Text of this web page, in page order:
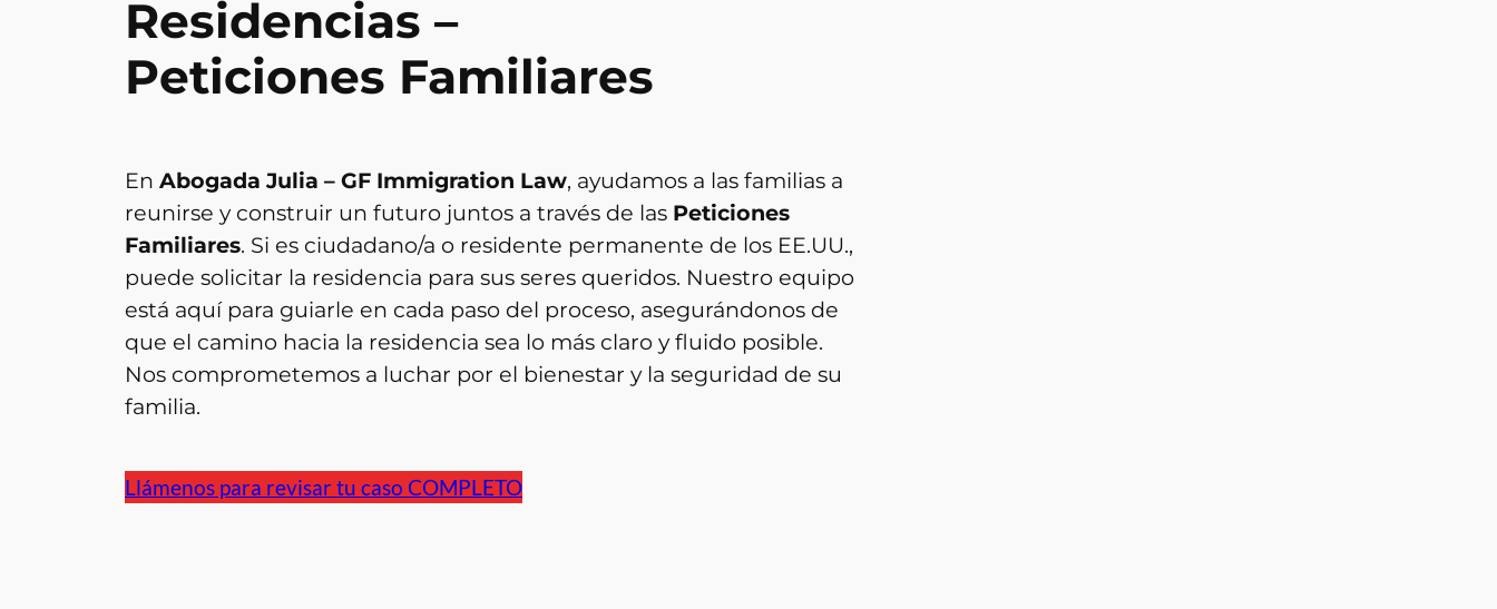
Residencias –
Peticiones Familiares
En Abogada Julia – GF Immigration Law, ayudamos a las familias a
reunirse y construir un futuro juntos a través de las Peticiones
Familiares. Si es ciudadano/a o residente permanente de los EE.UU.,
puede solicitar la residencia para sus seres queridos. Nuestro equipo
está aquí para guiarle en cada paso del proceso, asegurándonos de
que el camino hacia la residencia sea lo más claro y fluido posible.
Nos comprometemos a luchar por el bienestar y la seguridad de su
familia.
Llámenos para revisar tu caso COMPLETO